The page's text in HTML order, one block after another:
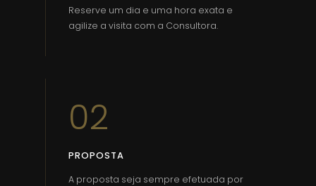
Reserve um dia e uma hora exata e
agilize a visita com a Consultora.
02
PROPOSTA
A proposta seja sempre efetuada por